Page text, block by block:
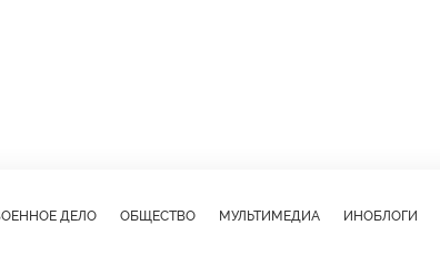
ДЕЛО ОБЩЕСТВО МУЛЬТИМЕДИА ИНОБЛОГИ